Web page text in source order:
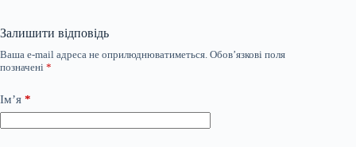
Залишити відповідь
Ваша e-mail адреса не оприлюднюватиметься. Обов’язкові поля
позначені *
Ім’я *